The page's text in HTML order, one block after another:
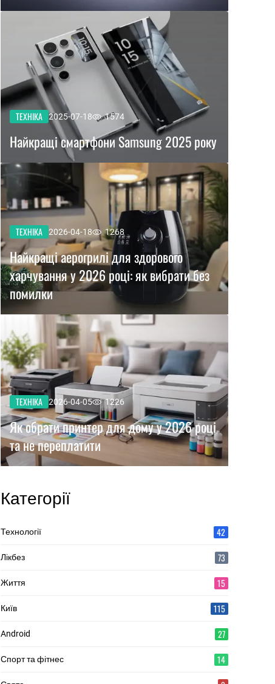
ТЕХНІКА 2025-07-18 1574
Найкращі смартфони Samsung 2025 року
ТЕХНІКА 2026-04-18 1268
Найкращі аерогрилі для здорового
харчування у 2026 році: як вибрати без
помилки
ТЕХНІКА 2026-04-05 1226
Як обрати принтер для дому у 2026 році
та не переплатити
Категорії
Технології 42
Лікбез 73
Життя 15
Київ 115
Android 27
Спорт та фітнес 14